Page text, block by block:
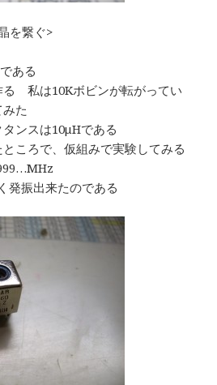
を繋ぐ>
ある
る 私は10Kボビンが転がってい
た
ンスは10μHである
ころで、仮組みで実験してみる
発振出来たのである